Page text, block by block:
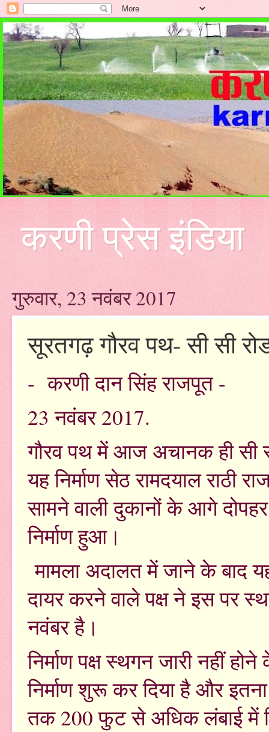
करणी प्रेस इंडिया
गुरुवार, 23 नवंबर 2017
सूरतगढ़ गौरव पथ- सी सी
- करणी दान सिंह राजपूत -
23 नवंबर 2017.
गौरव पथ में आज अचानक ही सी
यह निर्माण सेठ रामदयाल राठी
सामने वाली दुकानों के आगे
निर्माण हुआ।
मामला अदालत में जाने के बाद
दायर करने वाले पक्ष ने इस पर
नवंबर है।
निर्माण पक्ष स्थगन जारी नहीं
निर्माण शुरू कर दिया है और
तक 200 फुट से अधिक लंबाई में